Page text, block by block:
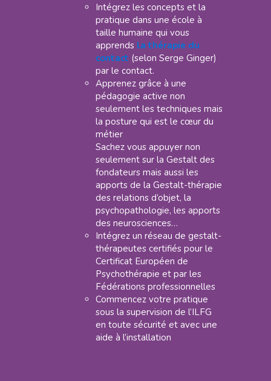
Intégrez les concepts et la
pratique dans une école à
taille humaine qui vous
apprends la thérapie du
contact (selon Serge Ginger)
par le contact.
Apprenez grâce à une
pédagogie active non
seulement les techniques mais
la posture qui est le cœur du
métier
Sachez vous appuyer non
seulement sur la Gestalt des
fondateurs mais aussi les
apports de la Gestalt-thérapie
des relations d’objet, la
psychopathologie, les apports
des neurosciences…
Intégrez un réseau de gestalt-
thérapeutes certifiés pour le
Certificat Européen de
Psychothérapie et par les
Fédérations professionnelles
Commencez votre pratique
sous la supervision de l’ILFG
en toute sécurité et avec une
aide à l’installation